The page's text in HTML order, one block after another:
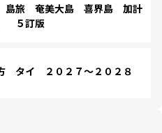
島旅 奄美大島 喜界島 加計
５訂版
タイ ２０２７～２０２８